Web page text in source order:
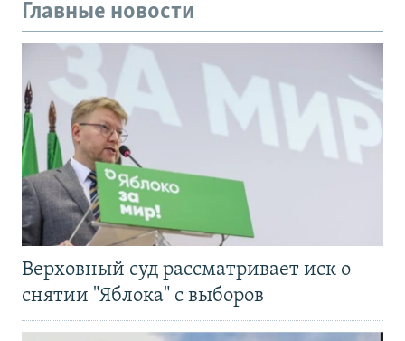
Главные новости
Верховный суд рассматривает иск о
снятии "Яблока" с выборов